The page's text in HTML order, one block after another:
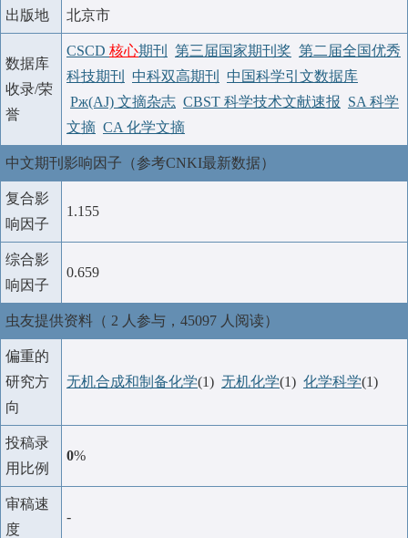
出版地 北京市
数据库
收录/荣
誉
CSCD 核心期刊 第三届国家期刊奖 第二届全国优秀
科技期刊
中科双高期刊
中国科学引文数据库
Pж(AJ) 文摘杂志 CBST 科学技术文献速报 SA 科学
文摘 CA 化学文摘
中文期刊影响因子（参考CNKI最新数据）
复合影
响因子
1.155
综合影
响因子
0.659
虫友提供资料（ 2 人参与，45097 人阅读）
偏重的
研究方
向
无机合成和制备化学(1) 无机化学(1) 化学科学(1)
投稿录
用比例
0%
审稿速
度
-